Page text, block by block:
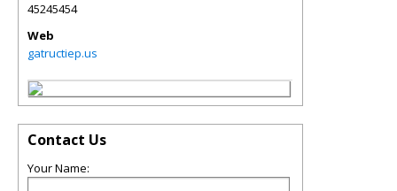
45245454
Web
gatructiep.us
Contact Us
Your Name: